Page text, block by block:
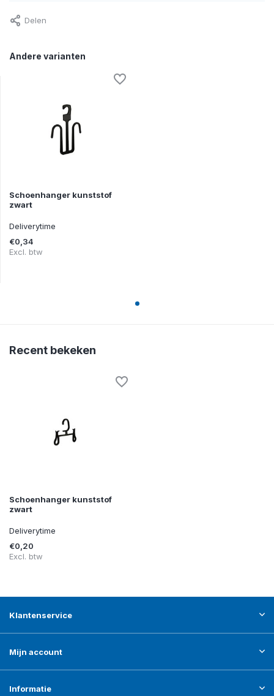
Delen
Andere varianten
Schoenhanger kunststof
zwart
Deliverytime
€0,34
Excl. btw
Recent bekeken
Schoenhanger kunststof
zwart
Deliverytime
€0,20
Excl. btw
Klantenservice
Mijn account
Informatie